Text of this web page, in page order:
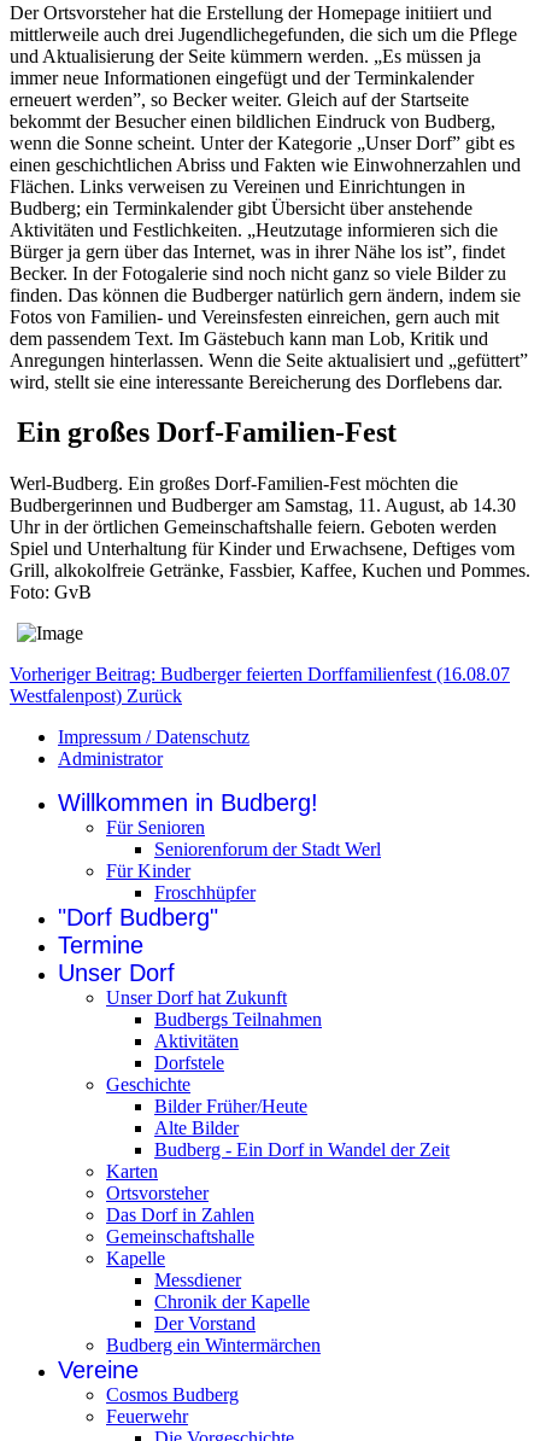
Der Ortsvorsteher hat die Erstellung der Homepage initiiert und
mittlerweile auch drei Jugendlichegefunden, die sich um die Pflege
und Aktualisierung der Seite kümmern werden. „Es müssen ja
immer neue Informationen eingefügt und der Terminkalender
erneuert werden”, so Becker weiter. Gleich auf der Startseite
bekommt der Besucher einen bildlichen Eindruck von Budberg,
wenn die Sonne scheint. Unter der Kategorie „Unser Dorf” gibt es
einen geschichtlichen Abriss und Fakten wie Einwohnerzahlen und
Flächen. Links verweisen zu Vereinen und Einrichtungen in
Budberg; ein Terminkalender gibt Übersicht über anstehende
Aktivitäten und Festlichkeiten. „Heutzutage informieren sich die
Bürger ja gern über das Internet, was in ihrer Nähe los ist”, findet
Becker. In der Fotogalerie sind noch nicht ganz so viele Bilder zu
finden. Das können die Budberger natürlich gern ändern, indem sie
Fotos von Familien- und Vereinsfesten einreichen, gern auch mit
dem passendem Text. Im Gästebuch kann man Lob, Kritik und
Anregungen hinterlassen. Wenn die Seite aktualisiert und „gefüttert”
wird, stellt sie eine interessante Bereicherung des Dorflebens dar.
Ein großes Dorf-Familien-Fest
Werl-Budberg. Ein großes Dorf-Familien-Fest möchten die
Budbergerinnen und Budberger am Samstag, 11. August, ab 14.30
Uhr in der örtlichen Gemeinschaftshalle feiern. Geboten werden
Spiel und Unterhaltung für Kinder und Erwachsene, Deftiges vom
Grill, alkokolfreie Getränke, Fassbier, Kaffee, Kuchen und Pommes.
Foto: GvB
Vorheriger Beitrag: Budberger feierten Dorffamilienfest (16.08.07
Westfalenpost) Zurück
Impressum / Datenschutz
Administrator
Willkommen in Budberg!
Für Senioren
Seniorenforum der Stadt Werl
Für Kinder
Froschhüpfer
"Dorf Budberg"
Termine
Unser Dorf
Unser Dorf hat Zukunft
Budbergs Teilnahmen
Aktivitäten
Dorfstele
Geschichte
Bilder Früher/Heute
Alte Bilder
Budberg - Ein Dorf in Wandel der Zeit
Karten
Ortsvorsteher
Das Dorf in Zahlen
Gemeinschaftshalle
Kapelle
Messdiener
Chronik der Kapelle
Der Vorstand
Budberg ein Wintermärchen
Vereine
Cosmos Budberg
Feuerwehr